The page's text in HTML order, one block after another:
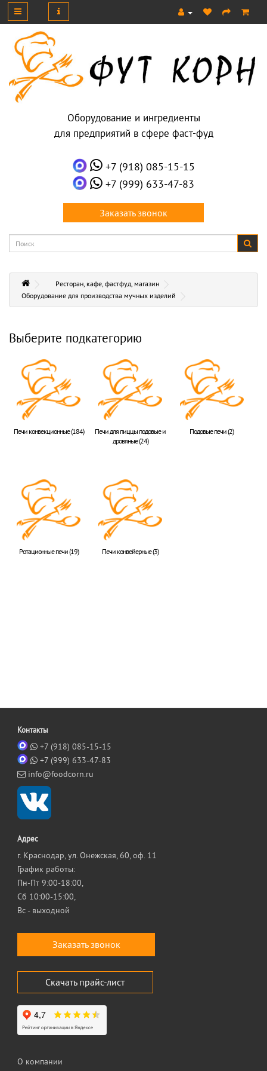
Оборудование и ингредиенты
для предприятий в сфере фаст-фуд
+7 (918) 085-15-15
+7 (999) 633-47-83
Заказать звонок
Ресторан, кафе, фастфуд, магазин
Оборудование для производства мучных изделий
Выберите подкатегорию
Печи конвекционные (184)
Печи для пиццы подовые и
дровяные (24)
Подовые печи (2)
Ротационные печи (19) Печи конвейерные (3)
Контакты
+7 (918) 085-15-15
+7 (999) 633-47-83
info@foodcorn.ru
Адрес
г. Краснодар, ул. Онежская, 60, оф. 11
График работы:
Пн-Пт 9:00-18:00,
Сб 10:00-15:00,
Вс - выходной
Заказать звонок
Скачать прайс-лист
О компании